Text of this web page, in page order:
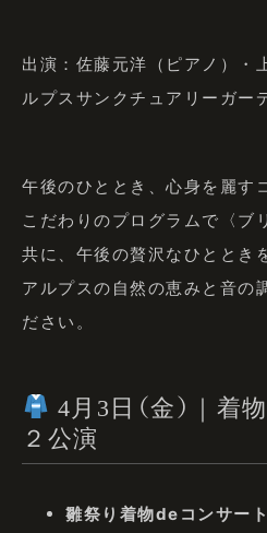
出演：佐藤元洋（ピアノ）・
ルプスサンクチュアリーガー
午後のひととき、心身を麗す
こだわりのプログラムで〈ブ
共に、午後の贅沢なひととき
アルプスの自然の恵みと音の
ださい。
4月3日（金）｜着
２公演
雛祭り着物deコンサート